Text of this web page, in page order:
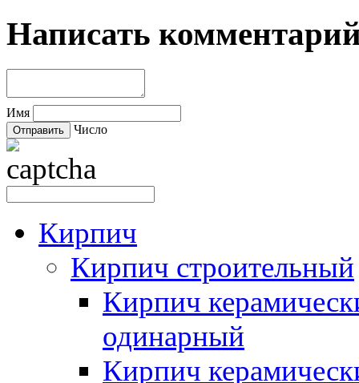
Написать
Имя
Число
Кирпич
Кирпич строительный
Кирпич
одинарный
Кирпич